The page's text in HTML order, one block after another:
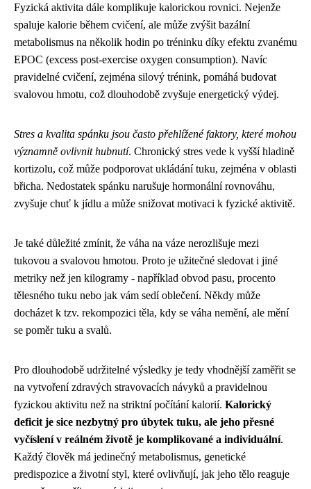
Fyzická aktivita dále komplikuje kalorickou rovnici. Nejenže
spaluje kalorie během cvičení, ale může zvýšit bazální
metabolismus na několik hodin po tréninku díky efektu zvanému
EPOC (excess post-exercise oxygen consumption). Navíc
pravidelné cvičení, zejména silový trénink, pomáhá budovat
svalovou hmotu, což dlouhodobě zvyšuje energetický výdej.
Stres a kvalita spánku jsou často přehlížené faktory, které mohou
významně ovlivnit hubnutí. Chronický stres vede k vyšší hladině
kortizolu, což může podporovat ukládání tuku, zejména v oblasti
břicha. Nedostatek spánku narušuje hormonální rovnováhu,
zvyšuje chuť k jídlu a může snižovat motivaci k fyzické aktivitě.
Je také důležité zmínit, že váha na váze nerozlišuje mezi
tukovou a svalovou hmotou. Proto je užitečné sledovat i jiné
metriky než jen kilogramy - například obvod pasu, procento
tělesného tuku nebo jak vám sedí oblečení. Někdy může
docházet k tzv. rekompozici těla, kdy se váha nemění, ale mění
se poměr tuku a svalů.
Pro dlouhodobě udržitelné výsledky je tedy vhodnější zaměřit se
na vytvoření zdravých stravovacích návyků a pravidelnou
fyzickou aktivitu než na striktní počítání kalorií. Kalorický
deficit je sice nezbytný pro úbytek tuku, ale jeho přesné
vyčíslení v reálném životě je komplikované a individuální.
Každý člověk má jedinečný metabolismus, genetické
predispozice a životní styl, které ovlivňují, jak jeho tělo reaguje